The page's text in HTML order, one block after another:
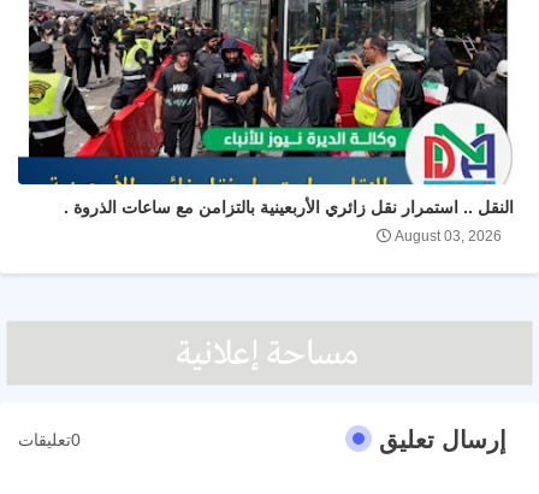
النقل .. استمرار نقل زائري الأربعينية بالتزامن مع ساعات الذروة .
August 03, 2026
إرسال تعليق 0تعليقات